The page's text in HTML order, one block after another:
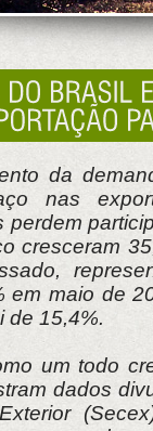
da
nas
cresceram
em maio de
de 15,4%.
um todo
dados